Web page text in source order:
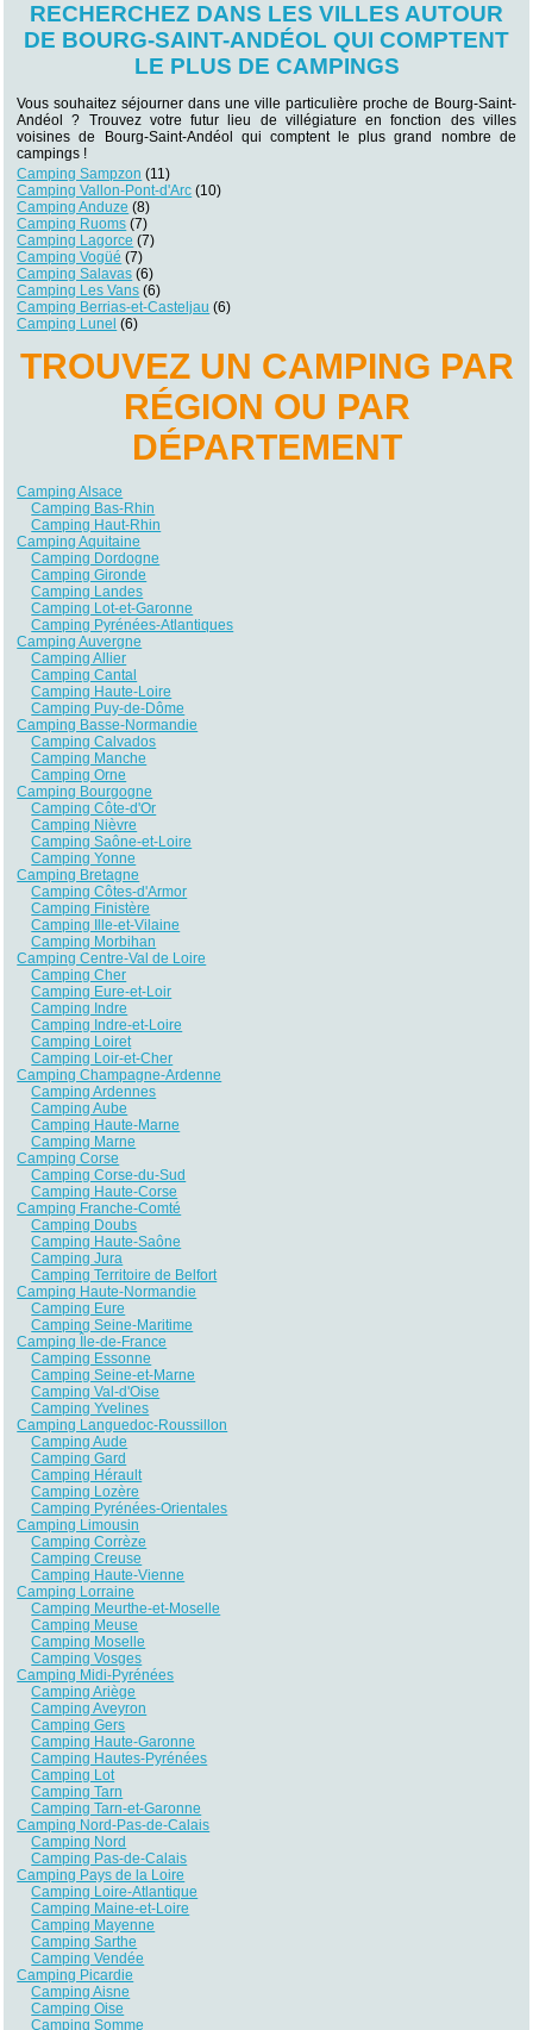
RECHERCHEZ DANS LES VILLES AUTOUR
DE BOURG-SAINT-ANDÉOL QUI COMPTENT
LE PLUS DE CAMPINGS
Vous souhaitez séjourner dans une ville particulière proche de Bourg-Saint-
Andéol ? Trouvez votre futur lieu de villégiature en fonction des villes
voisines de Bourg-Saint-Andéol qui comptent le plus grand nombre de
campings !
Camping Sampzon (11)
Camping Vallon-Pont-d'Arc (10)
Camping Anduze (8)
Camping Ruoms (7)
Camping Lagorce (7)
Camping Vogüé (7)
Camping Salavas (6)
Camping Les Vans (6)
Camping Berrias-et-Casteljau (6)
Camping Lunel (6)
TROUVEZ UN CAMPING PAR
RÉGION OU PAR
DÉPARTEMENT
Camping Alsace
Camping Bas-Rhin
Camping Haut-Rhin
Camping Aquitaine
Camping Dordogne
Camping Gironde
Camping Landes
Camping Lot-et-Garonne
Camping Pyrénées-Atlantiques
Camping Auvergne
Camping Allier
Camping Cantal
Camping Haute-Loire
Camping Puy-de-Dôme
Camping Basse-Normandie
Camping Calvados
Camping Manche
Camping Orne
Camping Bourgogne
Camping Côte-d'Or
Camping Nièvre
Camping Saône-et-Loire
Camping Yonne
Camping Bretagne
Camping Côtes-d'Armor
Camping Finistère
Camping Ille-et-Vilaine
Camping Morbihan
Camping Centre-Val de Loire
Camping Cher
Camping Eure-et-Loir
Camping Indre
Camping Indre-et-Loire
Camping Loiret
Camping Loir-et-Cher
Camping Champagne-Ardenne
Camping Ardennes
Camping Aube
Camping Haute-Marne
Camping Marne
Camping Corse
Camping Corse-du-Sud
Camping Haute-Corse
Camping Franche-Comté
Camping Doubs
Camping Haute-Saône
Camping Jura
Camping Territoire de Belfort
Camping Haute-Normandie
Camping Eure
Camping Seine-Maritime
Camping Île-de-France
Camping Essonne
Camping Seine-et-Marne
Camping Val-d'Oise
Camping Yvelines
Camping Languedoc-Roussillon
Camping Aude
Camping Gard
Camping Hérault
Camping Lozère
Camping Pyrénées-Orientales
Camping Limousin
Camping Corrèze
Camping Creuse
Camping Haute-Vienne
Camping Lorraine
Camping Meurthe-et-Moselle
Camping Meuse
Camping Moselle
Camping Vosges
Camping Midi-Pyrénées
Camping Ariège
Camping Aveyron
Camping Gers
Camping Haute-Garonne
Camping Hautes-Pyrénées
Camping Lot
Camping Tarn
Camping Tarn-et-Garonne
Camping Nord-Pas-de-Calais
Camping Nord
Camping Pas-de-Calais
Camping Pays de la Loire
Camping Loire-Atlantique
Camping Maine-et-Loire
Camping Mayenne
Camping Sarthe
Camping Vendée
Camping Picardie
Camping Aisne
Camping Oise
Camping Somme